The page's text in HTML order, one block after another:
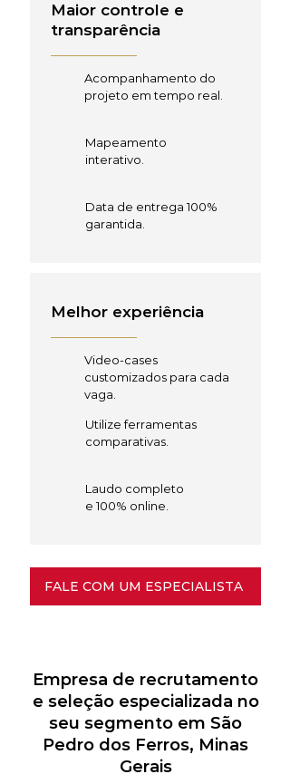
Maior controle e
transparência
Acompanhamento do
projeto em tempo real.
Mapeamento
interativo.
Data de entrega 100%
garantida.
Melhor experiência
Video-cases
customizados para cada
vaga.
Utilize ferramentas
comparativas.
Laudo completo
e 100% online.
FALE COM UM ESPECIALISTA
Empresa de recrutamento
e seleção especializada no
seu segmento em São
Pedro dos Ferros, Minas
Gerais